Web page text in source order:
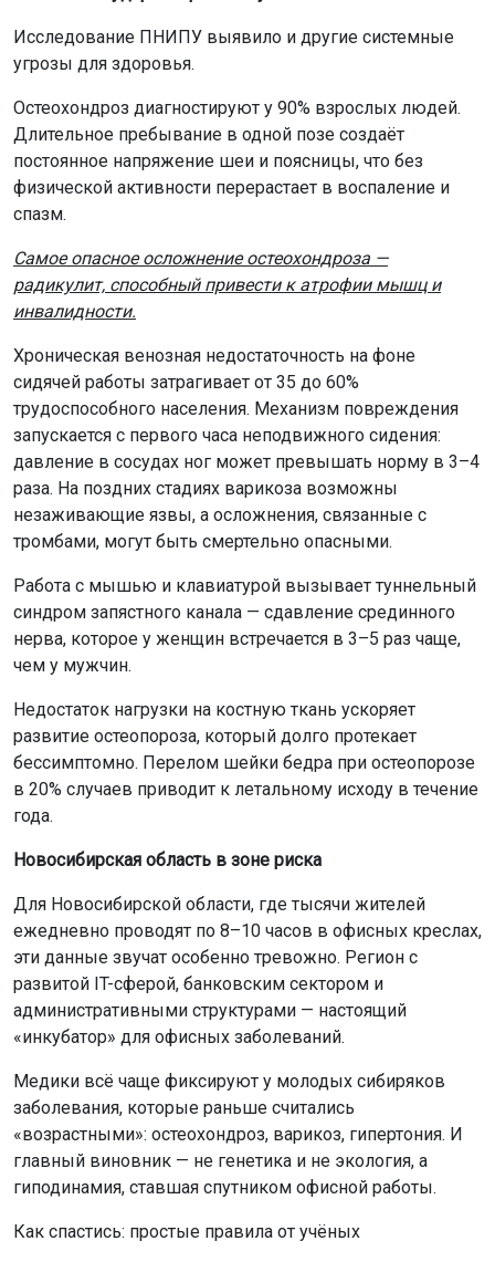
Исследование ПНИПУ выявило и другие системные
угрозы для здоровья.
Остеохондроз диагностируют у 90% взрослых людей.
Длительное пребывание в одной позе создаёт
постоянное напряжение шеи и поясницы, что без
физической активности перерастает в воспаление и
спазм.
Самое опасное осложнение остеохондроза —
радикулит, способный привести к атрофии мышц и
инвалидности.
Хроническая венозная недостаточность на фоне
сидячей работы затрагивает от 35 до 60%
трудоспособного населения. Механизм повреждения
запускается с первого часа неподвижного сидения:
давление в сосудах ног может превышать норму в 3–4
раза. На поздних стадиях варикоза возможны
незаживающие язвы, а осложнения, связанные с
тромбами, могут быть смертельно опасными.
Работа с мышью и клавиатурой вызывает туннельный
синдром запястного канала — сдавление срединного
нерва, которое у женщин встречается в 3–5 раз чаще,
чем у мужчин.
Недостаток нагрузки на костную ткань ускоряет
развитие остеопороза, который долго протекает
бессимптомно. Перелом шейки бедра при остеопорозе
в 20% случаев приводит к летальному исходу в течение
года.
Новосибирская область в зоне риска
Для Новосибирской области, где тысячи жителей
ежедневно проводят по 8–10 часов в офисных креслах,
эти данные звучат особенно тревожно. Регион с
развитой IT-сферой, банковским сектором и
административными структурами — настоящий
«инкубатор» для офисных заболеваний.
Медики всё чаще фиксируют у молодых сибиряков
заболевания, которые раньше считались
«возрастными»: остеохондроз, варикоз, гипертония. И
главный виновник — не генетика и не экология, а
гиподинамия, ставшая спутником офисной работы.
Как спастись: простые правила от учёных